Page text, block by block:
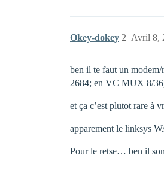
Okey-dokey Avril 8,
2
ben il te faut un
2684; en VC MUX 8/
et ça c’est plutot rare à
apparement le linksys
Pour le retse… ben il